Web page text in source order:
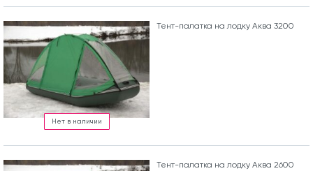
Нет в наличии
Тент-палатка на лодку Аква 3200
Тент-палатка на лодку Аква 2600